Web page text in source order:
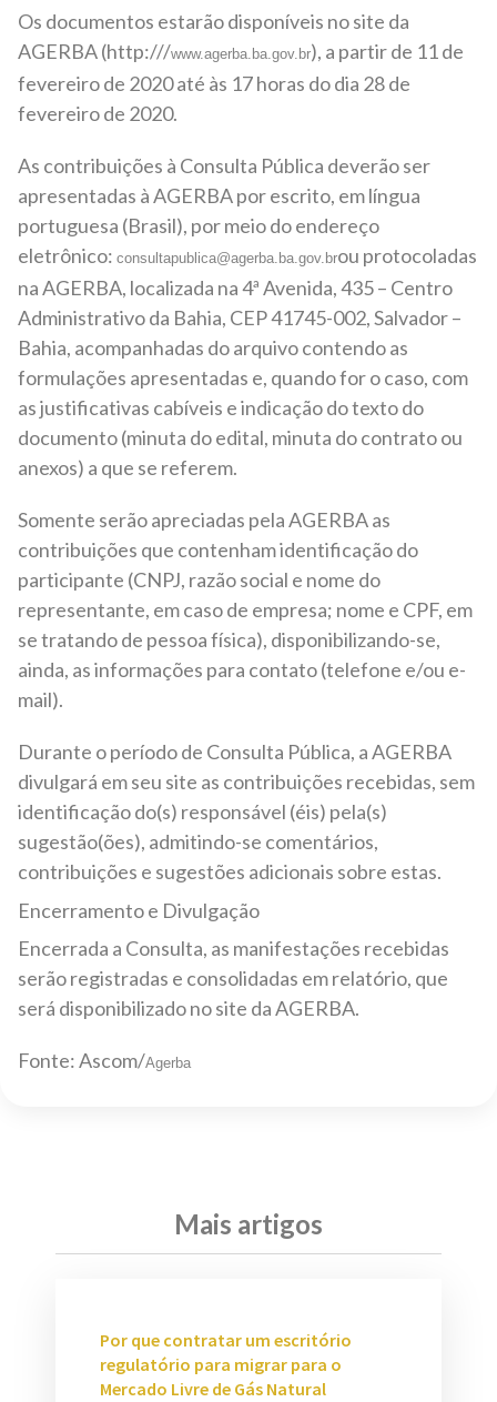
Os documentos estarão disponíveis no site da
AGERBA (http:///www.agerba.ba.gov.br), a partir de 11 de
fevereiro de 2020 até às 17 horas do dia 28 de
fevereiro de 2020.
As contribuições à Consulta Pública deverão ser
apresentadas à AGERBA por escrito, em língua
portuguesa (Brasil), por meio do endereço
eletrônico: consultapublica@agerba.ba.gov.brou protocoladas
na AGERBA, localizada na 4ª Avenida, 435 – Centro
Administrativo da Bahia, CEP 41745-002, Salvador –
Bahia, acompanhadas do arquivo contendo as
formulações apresentadas e, quando for o caso, com
as justificativas cabíveis e indicação do texto do
documento (minuta do edital, minuta do contrato ou
anexos) a que se referem.
Somente serão apreciadas pela AGERBA as
contribuições que contenham identificação do
participante (CNPJ, razão social e nome do
representante, em caso de empresa; nome e CPF, em
se tratando de pessoa física), disponibilizando-se,
ainda, as informações para contato (telefone e/ou e-
mail).
Durante o período de Consulta Pública, a AGERBA
divulgará em seu site as contribuições recebidas, sem
identificação do(s) responsável (éis) pela(s)
sugestão(ões), admitindo-se comentários,
contribuições e sugestões adicionais sobre estas.
Encerramento e Divulgação
Encerrada a Consulta, as manifestações recebidas
serão registradas e consolidadas em relatório, que
será disponibilizado no site da AGERBA.
Fonte: Ascom/Agerba
Mais artigos
Por que contratar um escritório
regulatório para migrar para o
Mercado Livre de Gás Natural